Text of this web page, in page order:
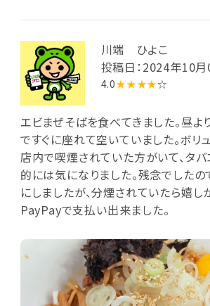
川端 ひよこ
投稿日：2024年10
4.0★★★★☆
エビまぜそばを食べてきました。昼よ
ですぐに座れて空いていました。ボリ
店内で喫煙されていた方がいて、タ
的には気になりました。残念でした
にしましたが、分煙されていたら嬉し
PayPayで支払い出来ました。